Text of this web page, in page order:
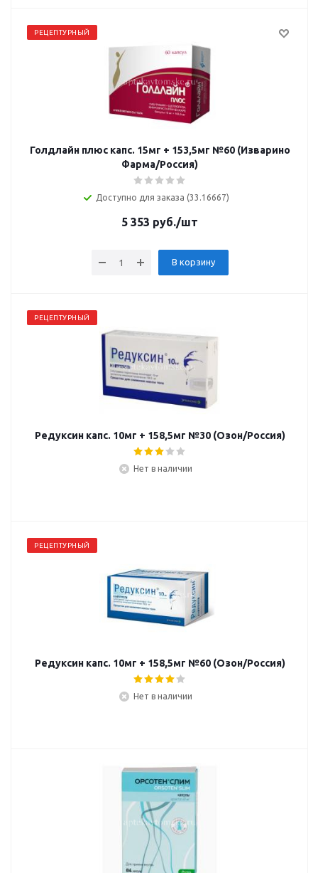
РЕЦЕПТУРНЫЙ
Голдлайн плюс капс. 15мг + 153,5мг №60 (Изварино
Фарма/Россия)
Доступно для заказа (33.16667)
5 353 руб./шт
В корзину
РЕЦЕПТУРНЫЙ
Редуксин капс. 10мг + 158,5мг №30 (Озон/Россия)
Нет в наличии
РЕЦЕПТУРНЫЙ
Редуксин капс. 10мг + 158,5мг №60 (Озон/Россия)
Нет в наличии